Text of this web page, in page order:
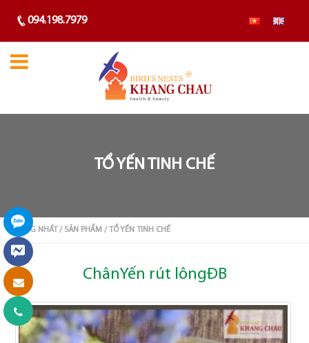
094.198.7979
TỔ YẾN TINH CHẾ
TRANG NHẤT / SẢN PHẨM / TỔ YẾN TINH CHẾ
ChânYến rút lôngĐB